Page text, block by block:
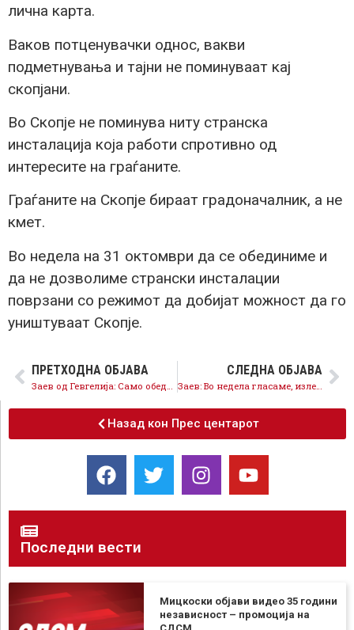
лична карта.
Ваков потценувачки однос, вакви
подметнувања и тајни не поминуваат кај
скопјани.
Во Скопје не поминува ниту странска
инсталација која работи спротивно од
интересите на граѓаните.
Граѓаните на Скопје бираат градоначалник, а не
кмет.
Во недела на 31 октомври да се обединиме и
да не дозволиме странски инсталации
поврзани со режимот да добијат можност да го
уништуваат Скопје.
ПРЕТХОДНА ОБЈАВА
Заев од Гевгелија: Само обединети околу бројот 12 ќе го спречиме режимот да се врати назад
СЛЕДНА ОБЈАВА
Заев: Во недела гласаме, излезете и потврдете ја шансата за нашата земја да продолжи напред, за никогаш да не падне под режим!
Назад кон Прес центарот
Последни вести
Мицкоски објави видео 35 години
независност – промоција на